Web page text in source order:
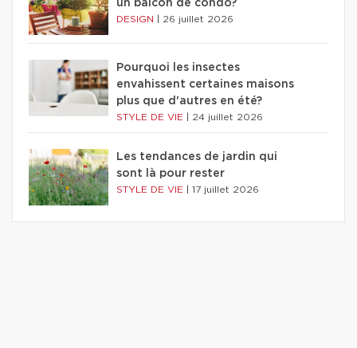
un balcon de condo?
DESIGN 26 juillet 2026
Pourquoi les insectes
envahissent certaines maisons
plus que d'autres en été?
STYLE DE VIE 24 juillet 2026
Les tendances de jardin qui
sont là pour rester
STYLE DE VIE 17 juillet 2026